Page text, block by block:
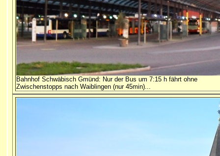
Bahnhof Schwäbisch Gmünd: Nur der Bus um 7:15 h fährt ohne
Zwischenstopps nach Waiblingen (nur 45min)...